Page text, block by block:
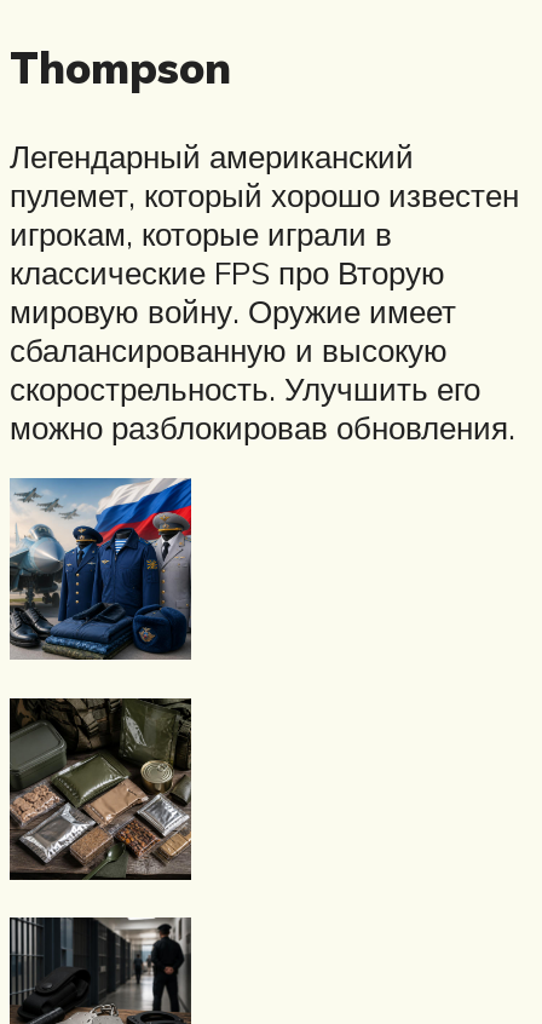
Thompson
Легендарный американский
пулемет, который хорошо известен
игрокам, которые играли в
классические FPS про Вторую
мировую войну. Оружие имеет
сбалансированную и высокую
скорострельность. Улучшить его
можно разблокировав обновления.